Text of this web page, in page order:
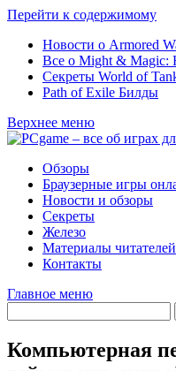
Перейти к содержимому
Новости о Armored
Все о Might & Magic:
Секреты World of
Path of Exile Билды
Верхнее меню
Обзоры
Браузерные игры
Новости и обзоры
Секреты
Железо
Материалы читателей
Контакты
Главное меню
Компьютерная